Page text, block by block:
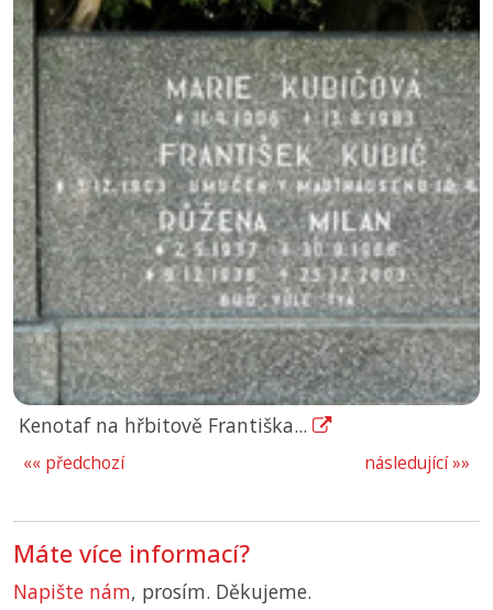
Kenotaf na hřbitově Františka...
následující »»
«« předchozí
Máte více informací?
Napište nám, prosím. Děkujeme.